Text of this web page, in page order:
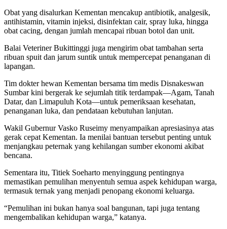
Obat yang disalurkan Kementan mencakup antibiotik, analgesik,
antihistamin, vitamin injeksi, disinfektan cair, spray luka, hingga
obat cacing, dengan jumlah mencapai ribuan botol dan unit.
Balai Veteriner Bukittinggi juga mengirim obat tambahan serta
ribuan spuit dan jarum suntik untuk mempercepat penanganan di
lapangan.
Tim dokter hewan Kementan bersama tim medis Disnakeswan
Sumbar kini bergerak ke sejumlah titik terdampak—Agam, Tanah
Datar, dan Limapuluh Kota—untuk pemeriksaan kesehatan,
penanganan luka, dan pendataan kebutuhan lanjutan.
Wakil Gubernur Vasko Ruseimy menyampaikan apresiasinya atas
gerak cepat Kementan. Ia menilai bantuan tersebut penting untuk
menjangkau peternak yang kehilangan sumber ekonomi akibat
bencana.
Sementara itu, Titiek Soeharto menyinggung pentingnya
memastikan pemulihan menyentuh semua aspek kehidupan warga,
termasuk ternak yang menjadi penopang ekonomi keluarga.
“Pemulihan ini bukan hanya soal bangunan, tapi juga tentang
mengembalikan kehidupan warga,” katanya.